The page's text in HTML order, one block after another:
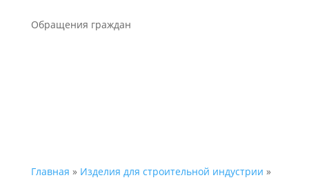
Обращения граждан
Главная » Изделия для строительной индустрии »